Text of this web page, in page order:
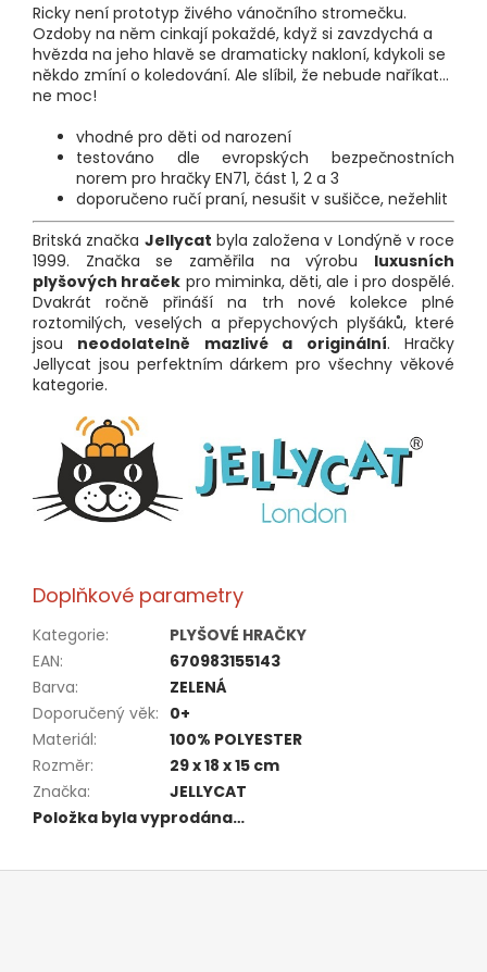
Ricky není prototyp živého vánočního stromečku.
Ozdoby na něm cinkají pokaždé, když si zavzdychá a
hvězda na jeho hlavě se dramaticky nakloní, kdykoli se
někdo zmíní o koledování. Ale slíbil, že nebude naříkat...
ne moc!
vhodné pro děti od narození
testováno dle evropských bezpečnostních
norem pro hračky EN71, část 1, 2 a 3
doporučeno ručí praní, nesušit v sušičce, nežehlit
Britská značka Jellycat byla založena v Londýně v roce
1999. Značka se zaměřila na výrobu luxusních
plyšových hraček pro miminka, děti, ale i pro dospělé.
Dvakrát ročně přináší na trh nové kolekce plné
roztomilých, veselých a přepychových plyšáků, které
jsou neodolatelně mazlivé a originální. Hračky
Jellycat jsou perfektním dárkem pro všechny věkové
kategorie.
Doplňkové parametry
Kategorie:
PLYŠOVÉ HRAČKY
EAN:
670983155143
Barva:
ZELENÁ
Doporučený věk: 0+
Materiál:
100% POLYESTER
Rozměr:
29 x 18 x 15 cm
Značka:
JELLYCAT
Položka byla vyprodána…
Z